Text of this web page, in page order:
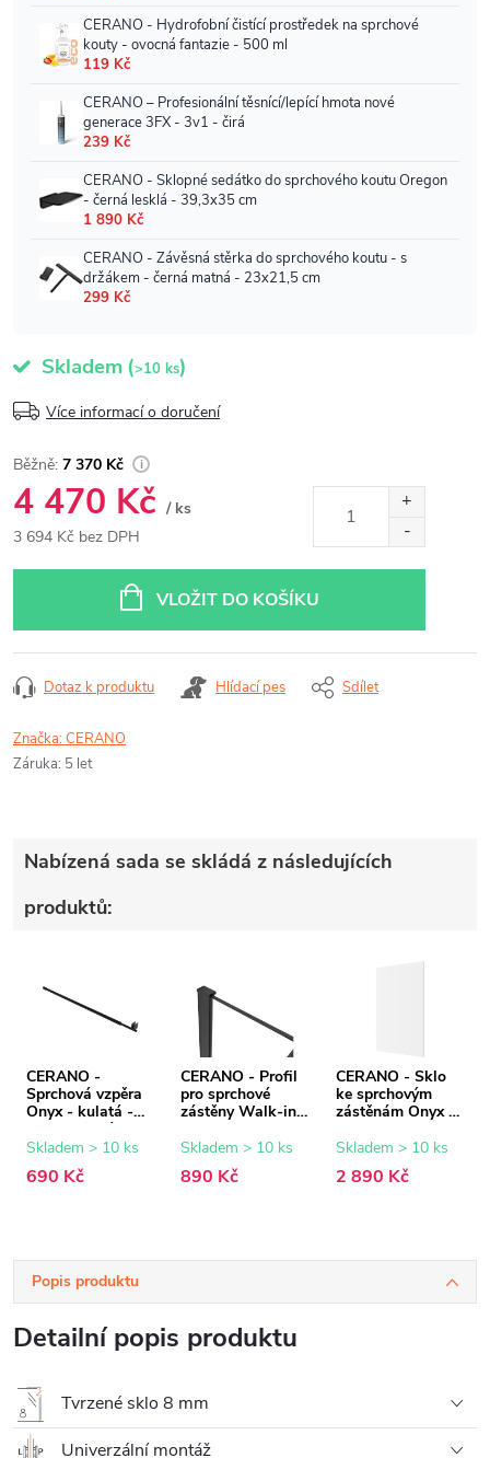
Skladem (>10 ks)
Více informací o doručení
7 370 Kč
4 470 Kč / ks
3 694 Kč bez DPH
VLOŽIT DO KOŠÍKU
Dotaz k produktu Hlídací pes Sdílet
Značka:CERANO
Záruka: 5 let
Nabízená sada se skládá z následujících
produktů:
CERANO -
Sprchová vzpěra
Onyx - kulatá -
teleskopická -
černá matná - 77-
Skladem > 10 ks
690 Kč
CERANO - Profil
pro sprchové
zástěny Walk-in
černá matná - 15
Skladem > 10 ks
890 Kč
CERANO - Sklo
ke sprchovým
zástěnám Onyx -
transparentní sklo
- 90x200 cm
Skladem > 10 ks
2 890 Kč
Popis produktu
Detailní popis produktu
Tvrzené sklo 8 mm
Univerzální montáž